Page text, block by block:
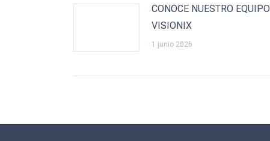
CONOCE NUESTRO EQUIPO
VISIONIX
1 junio 2026